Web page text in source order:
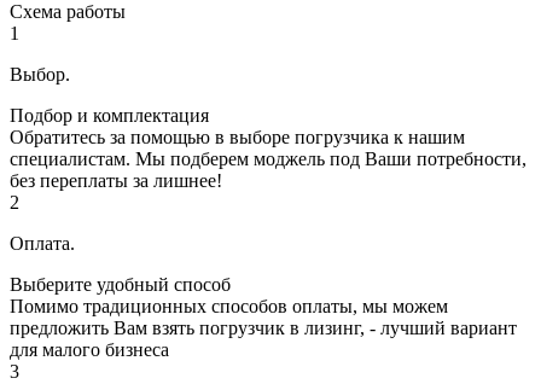
Схема работы
1
Выбор.
Подбор и комплектация
Обратитесь за помощью в выборе погрузчика к нашим
специалистам. Мы подберем моджель под Ваши потребности,
без переплаты за лишнее!
2
Оплата.
Выберите удобный способ
Помимо традиционных способов оплаты, мы можем
предложить Вам взять погрузчик в лизинг, - лучший вариант
для малого бизнеса
3